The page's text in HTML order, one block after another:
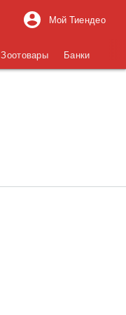
Мой Тиендео
Зоотовары Банки